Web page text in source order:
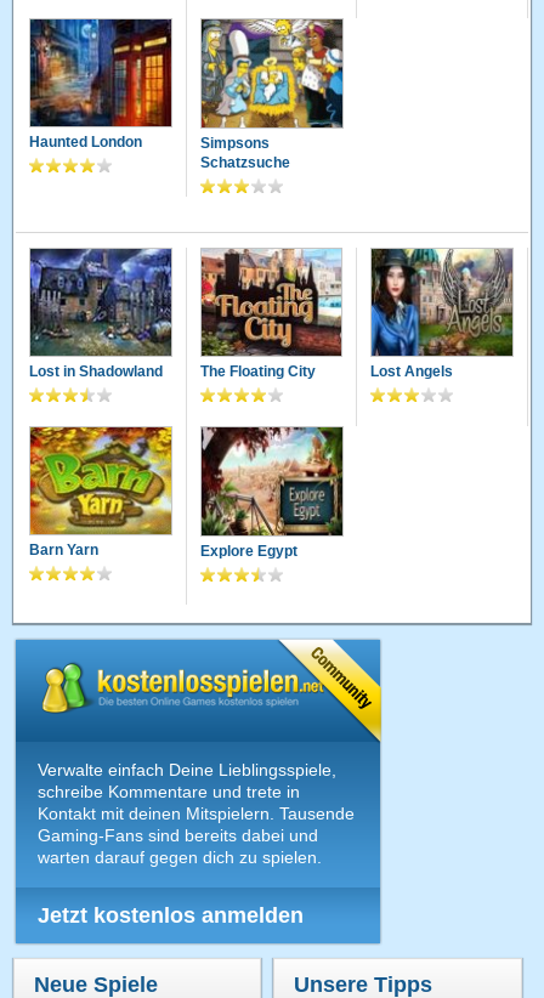
Haunted London
Simpsons
Schatzsuche
Lost in Shadowland The Floating City Lost Angels
Barn Yarn Explore Egypt
Verwalte einfach Deine Lieblingsspiele,
schreibe Kommentare und trete in
Kontakt mit deinen Mitspielern. Tausende
Gaming-Fans sind bereits dabei und
warten darauf gegen dich zu spielen.
Jetzt kostenlos anmelden
Neue Spiele Unsere Tipps